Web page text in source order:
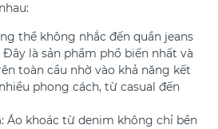
thể không nhắc đến quần jeans
là sản phẩm phổ biến nhất và
toàn cầu nhờ vào khả năng kết
phong cách, từ casual đến
: Áo khoác từ denim không chỉ bền